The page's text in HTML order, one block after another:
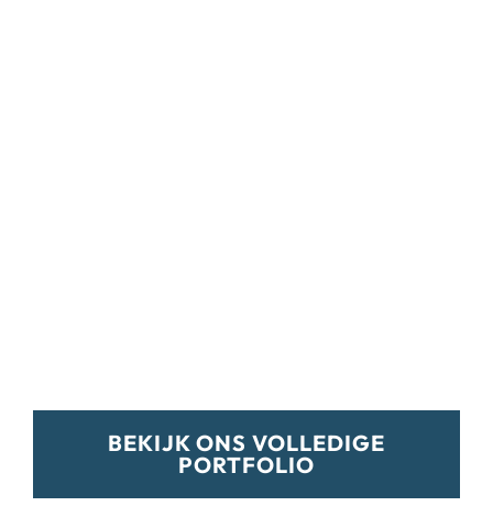
BEKIJK ONS VOLLEDIGE
PORTFOLIO